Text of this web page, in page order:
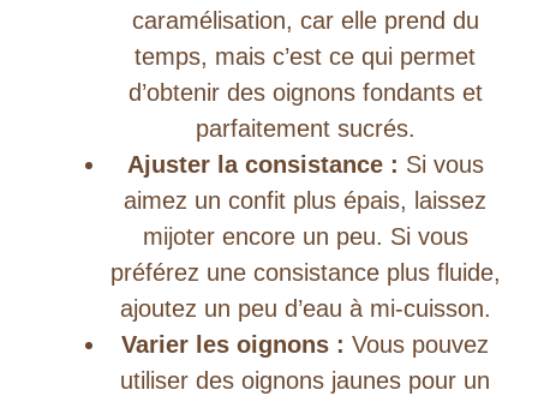
caramélisation, car elle prend du
temps, mais c’est ce qui permet
d’obtenir des oignons fondants et
parfaitement sucrés.
Ajuster la consistance : Si vous
aimez un confit plus épais, laissez
mijoter encore un peu. Si vous
préférez une consistance plus fluide,
ajoutez un peu d’eau à mi-cuisson.
Varier les oignons : Vous pouvez
utiliser des oignons jaunes pour un